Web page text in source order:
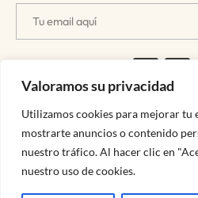
Valoramos su privacidad
Utilizamos cookies para mejorar tu
mostrarte anuncios o contenido
nuestro tráfico. Al hacer clic en
nuestro uso de cookies.
Explora
Información
Someone purchased a
BRUMA DE
SPF 50 CLOCHEE